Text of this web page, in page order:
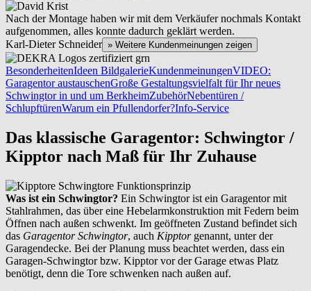
Nach der Montage haben wir mit dem Verkäufer nochmals Kontakt
aufgenommen, alles konnte dadurch geklärt werden.
Karl-Dieter Schneider » Weitere Kundenmeinungen zeigen
BesonderheitenIdeen BildgalerieKundenmeinungenVIDEO:
Garagentor austauschenGroße Gestaltungsvielfalt für Ihr neues
Schwingtor in und um BerkheimZubehörNebentüren /
SchlupftürenWarum ein Pfullendorfer?Info-Service
Das klassische Garagentor: Schwingtor /
Kipptor nach Maß für Ihr Zuhause
Was ist ein Schwingtor? Ein Schwingtor ist ein Garagentor mit
Stahlrahmen, das über eine Hebelarmkonstruktion mit Federn beim
Öffnen nach außen schwenkt. Im geöffneten Zustand befindet sich
das Garagentor Schwingtor, auch Kipptorgenannt, unter der
Garagendecke. Bei der Planung muss beachtet werden, dass ein
Garagen-Schwingtor bzw. Kipptor vor der Garage etwas Platz
benötigt, denn die Tore schwenken nach außen auf.